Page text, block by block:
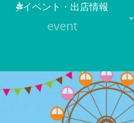
イベント・出店情報
event